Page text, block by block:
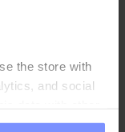
the store with
and social
that they have
analyse
des